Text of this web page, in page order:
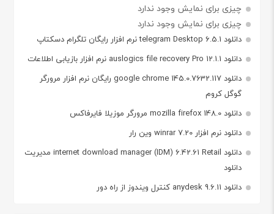
چیزی برای نمایش وجود ندارد
چیزی برای نمایش وجود ندارد
دانلود telegram Desktop 6.5.1 نرم افزار رایگان تلگرام دسکتاپ
دانلود auslogics file recovery Pro 12.1.1 نرم افزار بازیابی اطلاعات
دانلود google chrome 145.0.7632.117 رایگان نرم افزار مرورگر
گوگل کروم
دانلود mozilla firefox 148.0 مرورگر موزیلا فایرفاکس
دانلود نرم افزار winrar 7.20 وین رار
دانلود internet download manager (IDM) 6.42.61 Retail مدیریت
دانلود
دانلود anydesk 9.6.11 کنترل ویندوز از راه دور